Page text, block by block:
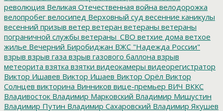
революция Великая Отечественная война велодорожка
велопробег велосипед Верховный суд весенние каникулы
весенний призыв ветер ветеран ветераны ветераны
пограничной службы ветераны_СВО ветхие дома ветхое
жилье Вечерний Биробиджан ВЖС "Надежда России"
взрыв взрыв газа взрыв газового баллона взрыв
метеорита взятка взятки видеокамеры видеорегистратор
Виктор Ишавев Виктор Ишаев Виктор Орёл Виктор
Солнцев викторина Винников вице-премьер ВИЧ ВККС
Владивосток Владимир Марковский Владимир Мишустин
Владимир Путин Владимир Сахаровский Владимир Якушев